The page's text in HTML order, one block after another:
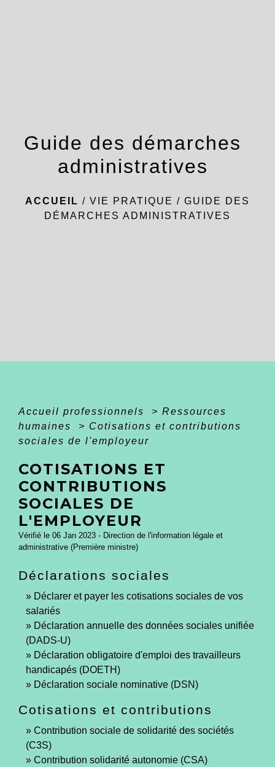
Guide des démarches
administratives
ACCUEIL / VIE PRATIQUE / GUIDE DES
DÉMARCHES ADMINISTRATIVES
Accueil professionnels > Ressources
humaines
> Cotisations et contributions
sociales de l'employeur
COTISATIONS ET
CONTRIBUTIONS
SOCIALES DE
L'EMPLOYEUR
Vérifié le 06 Jan 2023 - Direction de l'information légale et
administrative (Première ministre)
Déclarations sociales
Déclarer et payer les cotisations sociales de vos
salariés
Déclaration annuelle des données sociales unifiée
(DADS-U)
Déclaration obligatoire d'emploi des travailleurs
handicapés (DOETH)
Déclaration sociale nominative (DSN)
Cotisations et contributions
Contribution sociale de solidarité des sociétés
(C3S)
Contribution solidarité autonomie (CSA)